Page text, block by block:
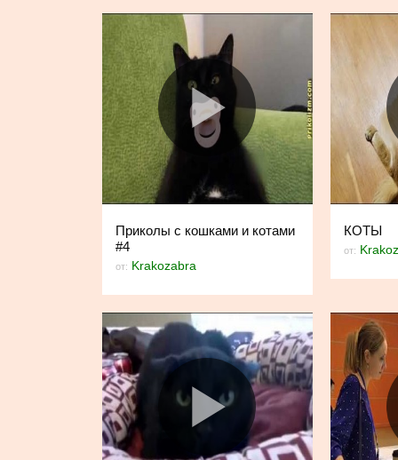
Приколы с кошками и котами
#4
от: Krakozabra
КОТЫ
от: